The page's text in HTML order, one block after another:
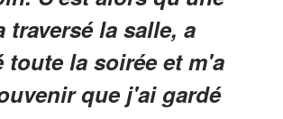
traversé la salle, a
toute la soirée et m'a
que j'ai gardé